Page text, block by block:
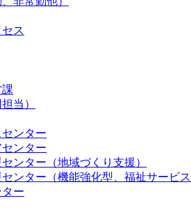
ス
当）
ンター
ンター
ンター（地域づくり支援）
ンター（機能強化型、福祉サービス
ー